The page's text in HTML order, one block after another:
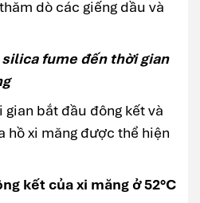
dò các giếng dầu và
fume đến thời gian
bắt đầu đông kết và
hồ xi măng được thể hiện
kết của xi măng ở 52°C